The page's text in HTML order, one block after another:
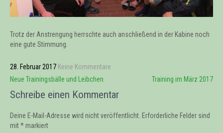
Trotz der Anstrengung herrschte auch anschließend in der Kabine noch
eine gute Stimmung.
28. Februar 2017 Keine Kommentare
Beitrags-
Navigation
Neue Trainingsbälle und Leibchen Training im März 2017
Schreibe einen Kommentar
Deine E-Mail-Adresse wird nicht veröffentlicht. Erforderliche Felder sind
mit*markiert